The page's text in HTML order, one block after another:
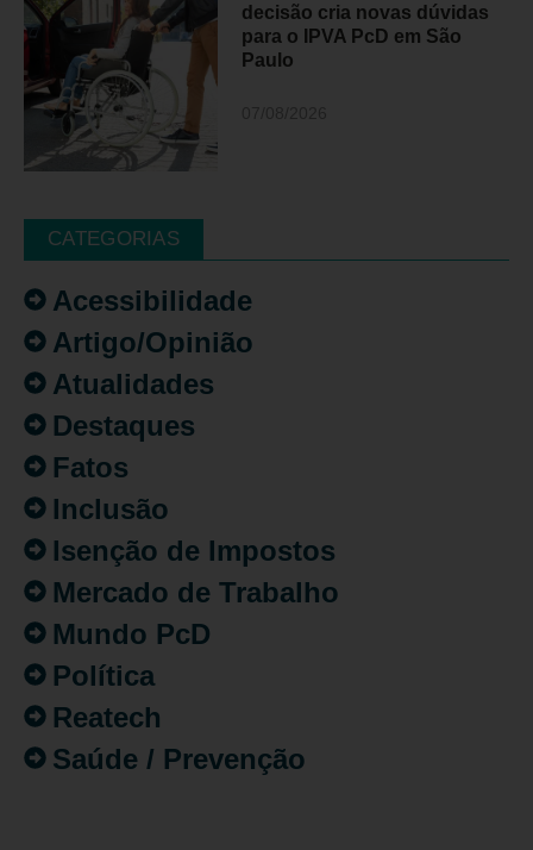
decisão cria novas dúvidas
para o IPVA PcD em São
Paulo
CATEGORIAS
Acessibilidade
Artigo/Opinião
Atualidades
Destaques
Fatos
Inclusão
Isenção de Impostos
Mercado de Trabalho
Mundo PcD
Política
Reatech
Saúde / Prevenção